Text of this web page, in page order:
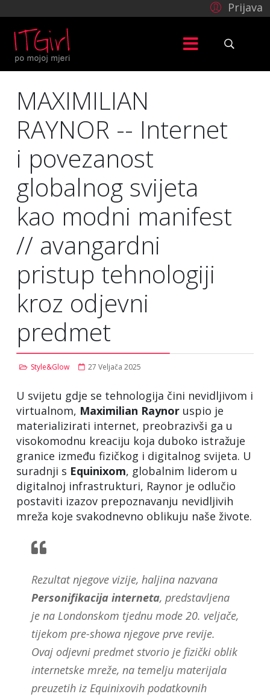
Prijava
MAXIMILIAN
RAYNOR -- Internet
i povezanost
globalnog svijeta
kao modni manifest
// avangardni
pristup tehnologiji
kroz odjevni
predmet
Style&Glow 27 Veljača 2025
U svijetu gdje se tehnologija čini nevidljivom i
virtualnom, Maximilian Raynor uspio je
materializirati internet, preobrazivši ga u
visokomodnu kreaciju koja duboko istražuje
granice između fizičkog i digitalnog svijeta. U
suradnji s Equinixom, globalnim liderom u
digitalnoj infrastrukturi, Raynor je odlučio
postaviti izazov prepoznavanju nevidljivih
mreža koje svakodnevno oblikuju naše živote.
Rezultat njegove vizije, haljina nazvana
Personifikacija interneta, predstavljena
je na Londonskom tjednu mode 20. veljače,
tijekom pre-showa njegove prve revije.
Ovaj odjevni predmet stvorio je fizički oblik
internetske mreže, na temelju materijala
preuzetih iz Equinixovih podatkovnih